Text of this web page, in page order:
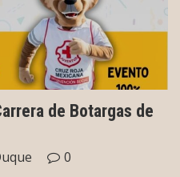
de Botargas de
0